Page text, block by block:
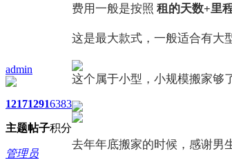
admin
1217
主题
1291
帖子
6383
积分
管理员
费用一般是按照 租的天数+里
这是最大款式，一般适合有大
这个属于小型，小规模搬家够
去年年底搬家的时候，感谢男